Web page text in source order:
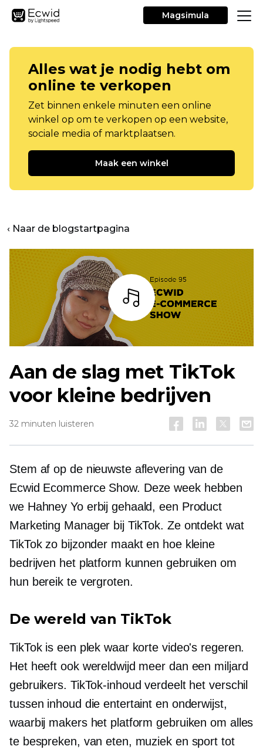
Magsimula
Alles wat je nodig hebt om
online te verkopen
Zet binnen enkele minuten een online
winkel op om te verkopen op een website,
sociale media of marktplaatsen.
Maak een winkel
‹ Naar de blogstartpagina
Listen
Aan de slag met TikTok
voor kleine bedrijven
32 minuten luisteren
Stem af op de nieuwste aflevering van de
Ecwid Ecommerce Show. Deze week hebben
we Hahney Yo erbij gehaald, een Product
Marketing Manager bij TikTok. Ze ontdekt wat
TikTok zo bijzonder maakt en hoe kleine
bedrijven het platform kunnen gebruiken om
hun bereik te vergroten.
De wereld van TikTok
TikTok is een plek waar korte video's regeren.
Het heeft ook wereldwijd meer dan een miljard
gebruikers. TikTok-inhoud verdeelt het verschil
tussen inhoud die entertaint en onderwijst,
waarbij makers het platform gebruiken om alles
te bespreken, van eten, muziek en sport tot